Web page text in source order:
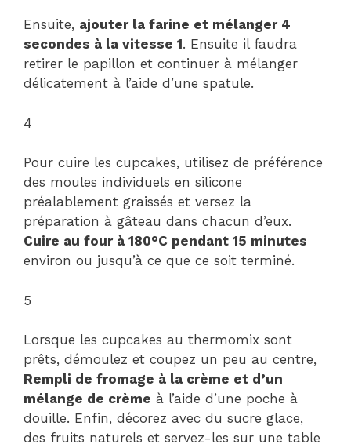
Ensuite, ajouter la farine et mélanger 4
secondes à la vitesse 1. Ensuite il faudra
retirer le papillon et continuer à mélanger
délicatement à l’aide d’une spatule.
4
Pour cuire les cupcakes, utilisez de préférence
des moules individuels en silicone
préalablement graissés et versez la
préparation à gâteau dans chacun d’eux.
Cuire au four à 180°C pendant 15 minutes
environ ou jusqu’à ce que ce soit terminé.
5
Lorsque les cupcakes au thermomix sont
prêts, démoulez et coupez un peu au centre,
Rempli de fromage à la crème et d’un
mélange de crème à l’aide d’une poche à
douille. Enfin, décorez avec du sucre glace,
des fruits naturels et servez-les sur une table